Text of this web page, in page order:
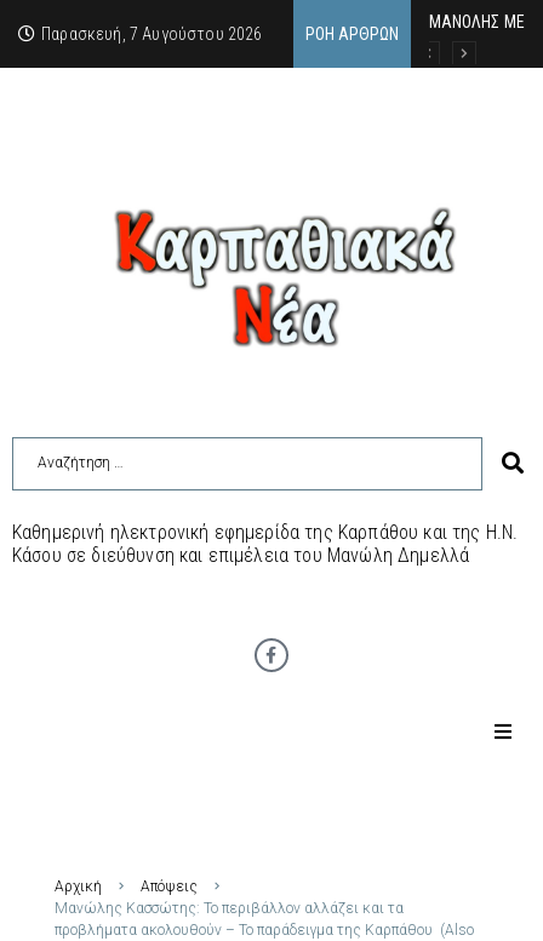
Παρασκευή, 7 Αυγούστου 2026 ΡΟΉ ΆΡΘΡΩΝ
MΑΝΟΛΗΣ
ΕΚΔΗΛΩΣΗ
Κάθε
Καθημερινή ηλεκτρονική εφημερίδα της Καρπάθου και της Η.Ν.
Κάσου σε διεύθυνση και επιμέλεια του Μανώλη Δημελλά
Αρχική
Απόψεις
Μανώλης Κασσώτης: Το περιβάλλον αλλάζει και τα
προβλήματα ακολουθούν – Το παράδειγμα της Καρπάθου (Also